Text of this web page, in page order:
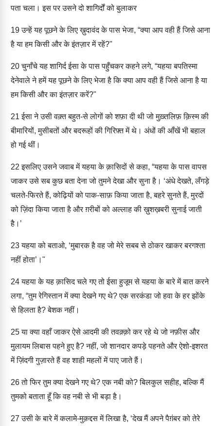
पता चला। इस पर उसने दो शागिर्दों को बुलाकर
19उन्हें यह पूछने के लिए ख़ुदावंद के पास भेजा, “क्या आप वही हैं जिसे आना
है या हम किसी और के इंतज़ार में रहें?"
20चुनाँचे यह शागिर्द ईसा के पास पहुँचकर कहने लगे, “यहया बपतिस्मा
देनेवाले ने हमें यह पूछने के लिए भेजा है कि क्या आप वही हैं जिसे आना है या
हम किसी और का इंतज़ार करें?"
21 ईसा ने उसी वक़्त बहुत-से लोगों को शफ़ा दी थी जो मुख़्तलिफ़ क़िस्म की
बीमारियों, मुसीबतों और बदरूहों की गिरिफ़्त में थे। अंधों की आँखें भी बहाल
हो गई थीं।
22 इसलिए उसने जवाब में यहया के क़ासिदों से कहा, “यहया के पास वापस
जाकर उसे सब कुछ बता देना जो तुमने देखा और सुना है। ‘अंधे देखते, लँगड़े
चलते-फिरते हैं, कोढ़ियों को पाक-साफ़ किया जाता है, बहरे सुनते हैं, मुरदों
को ज़िंदा किया जाता है और ग़रीबों को अल्लाह की ख़ुशख़बरी सुनाई जाती
है।’
23यहया को बताओ, ‘मुबारक है वह जो मेरे सबब से ठोकर खाकर बरगश्ता
नहीं होता’।"
24यहया के यह क़ासिद चले गए तो ईसा हुजूम से यहया के बारे में बात करने
लगा, “तुम रेगिस्तान में क्या देखने गए थे? एक सरकंडा जो हवा के हर झोंके
से हिलता है? बेशक नहीं।
25या क्या वहाँ जाकर ऐसे आदमी की तवक़्क़ो कर रहे थे जो नफ़ीस और
मुलायम लिबास पहने हुए है? नहीं, जो शानदार कपड़े पहनते और ऐशो-इशरत
में ज़िंदगी गुज़ारते हैं वह शाही महलों में पाए जाते हैं।
26तो फिर तुम क्या देखने गए थे? एक नबी को? बिलकुल सहीह, बल्कि मैं
तुमको बताता हूँ कि वह नबी से भी बड़ा है।
27 उसी के बारे में कलामे-मुक़द्दस में लिखा है, ‘देख मैं अपने पैग़ंबर को तेरे